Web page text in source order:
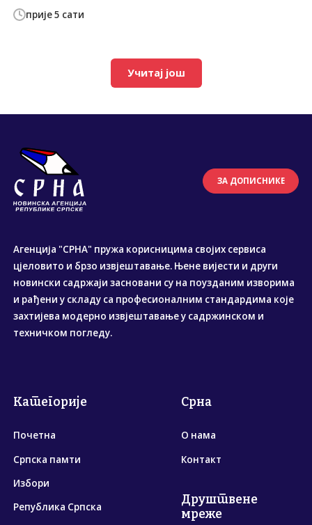
прије 5 сати
Учитај још
ЗА ДОПИСНИКЕ
Агенција "СРНА" пружа корисницима својих сервиса
цјеловито и брзо извјештавање. Њене вијести и други
новински садржаји засновани су на поузданим изворима
и рађени у складу са професионалним стандардима које
захтијева модерно извјештавање у садржинском и
техничком погледу.
Категорије
Почетна
Српска памти
Избори
Република Српска
Срна
О нама
Контакт
Друштвене
мреже